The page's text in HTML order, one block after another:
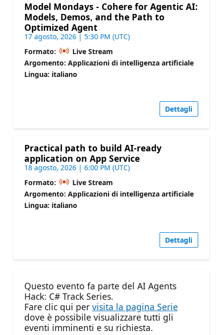
Model Mondays - Cohere for Agentic AI:
Models, Demos, and the Path to
Optimized Agent
17 agosto, 2026 | 5:30 PM (UTC)
Formato:
Live Stream
Argomento: Applicazioni di intelligenza artificiale
Lingua: italiano
Dettagli
Practical path to build AI-ready
application on App Service
18 agosto, 2026 | 6:00 PM (UTC)
Formato:
Live Stream
Argomento: Applicazioni di intelligenza artificiale
Lingua: italiano
Dettagli
Questo evento fa parte del AI Agents
Hack: C# Track Series.
Fare clic qui per visita la pagina Serie
dove è possibile visualizzare tutti gli
eventi imminenti e su richiesta.